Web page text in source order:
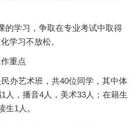
的学习，争取在专业考试中取得
学习不放松。
重点
办艺术班，共40位同学，其中体
人，播音4人，美术33人；在籍生
生1人。